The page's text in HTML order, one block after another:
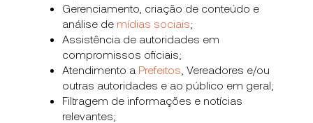
Gerenciamento, criação de conteúdo e
análise de mídias sociais;
Assistência de autoridades em
compromissos oficiais;
Atendimento a Prefeitos , Vereadores e/ou
outras autoridades e ao público em geral;
Filtragem de informações e notícias
relevantes;